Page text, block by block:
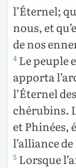
l’Éternel;
nous, et
de nos
4 Le peuple
apporta
l’Éternel
chérubins.
et Phinées,
l’alliance
5 Lorsque